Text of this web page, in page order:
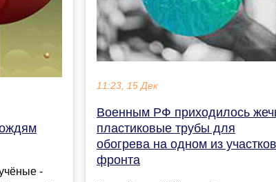
-
11:23, 15 Дек
Военным РФ приходилось
пластиковые трубы для
обогрева на одном из участков
фронта